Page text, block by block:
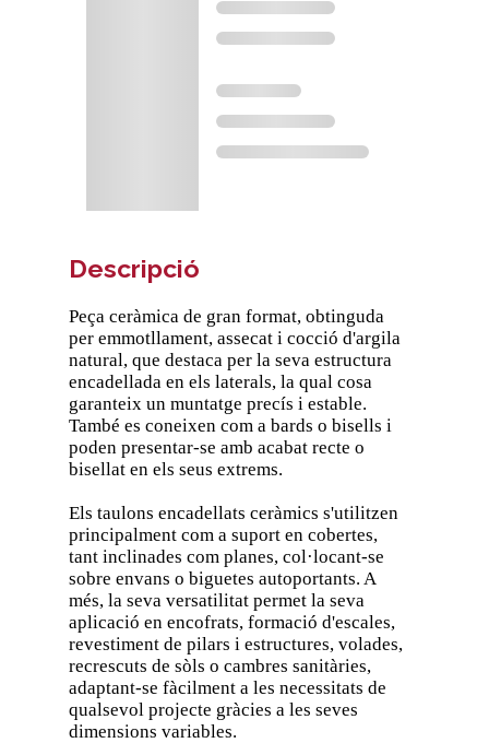
Descripció
Peça ceràmica de gran format, obtinguda
per emmotllament, assecat i cocció d'argila
natural, que destaca per la seva estructura
encadellada en els laterals, la qual cosa
garanteix un muntatge precís i estable.
També es coneixen com a bards o bisells i
poden presentar-se amb acabat recte o
bisellat en els seus extrems.
Els taulons encadellats ceràmics s'utilitzen
principalment com a suport en cobertes,
tant inclinades com planes, col·locant-se
sobre envans o biguetes autoportants. A
més, la seva versatilitat permet la seva
aplicació en encofrats, formació d'escales,
revestiment de pilars i estructures, volades,
recrescuts de sòls o cambres sanitàries,
adaptant-se fàcilment a les necessitats de
qualsevol projecte gràcies a les seves
dimensions variables.